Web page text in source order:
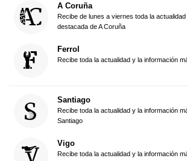
A Coruña
Recibe de lunes a viernes toda la
destacada de A Coruña
Ferrol
Recibe toda la actualidad y la información
Santiago
Recibe toda la actualidad y la información
Santiago
Vigo
Recibe toda la actualidad y la información